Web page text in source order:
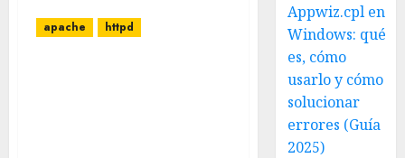
apache httpd
Appwiz.cpl en
Windows: qué
es, cómo
usarlo y cómo
solucionar
errores (Guía
2025)